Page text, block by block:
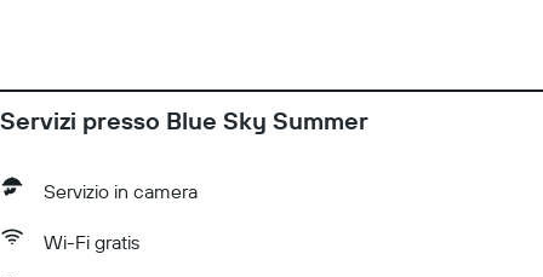
Servizi presso Blue Sky Summer
Servizio in camera
Wi-Fi gratis